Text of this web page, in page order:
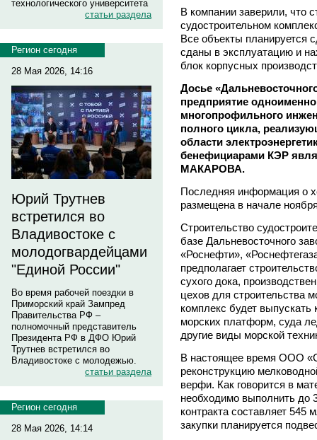
технологического университета
статьи раздела
Регион сегодня
28 Мая 2026, 14:16
Юрий Трутнев
встретился во
Владивостоке с
молодогвардейцами
"Единой России"
Во время рабочей поездки в
Приморский край Зампред
Правительства РФ –
полномочный представитель
Президента РФ в ДФО Юрий
Трутнев встретился во
Владивостоке с молодежью.
статьи раздела
Регион сегодня
28 Мая 2026, 14:14
В компании заверили, что
судостроительном
Все объекты планируется
сданы в эксплуатацию и
блок корпусных
Досье
предприятие
многопрофильного
полного цикла,
области
бенефициарами КЭР
МАКАРОВА.
Последняя информация о
размещена в начале
Строительство
базе Дальневосточного
«Роснефти»,
предполагает
сухого дока,
цехов для строительства
комплекс будет
морских платформ, суда
другие виды морской
В настоящее время ООО
реконструкцию
верфи. Как говорится в
необходимо выполнить до
контракта составляет
закупки планируется